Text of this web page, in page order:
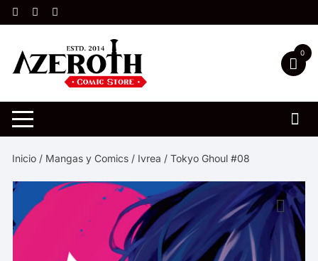
Saltar
al
0
Inicio / Mangas y Comics / Ivrea / Tokyo Ghoul #08